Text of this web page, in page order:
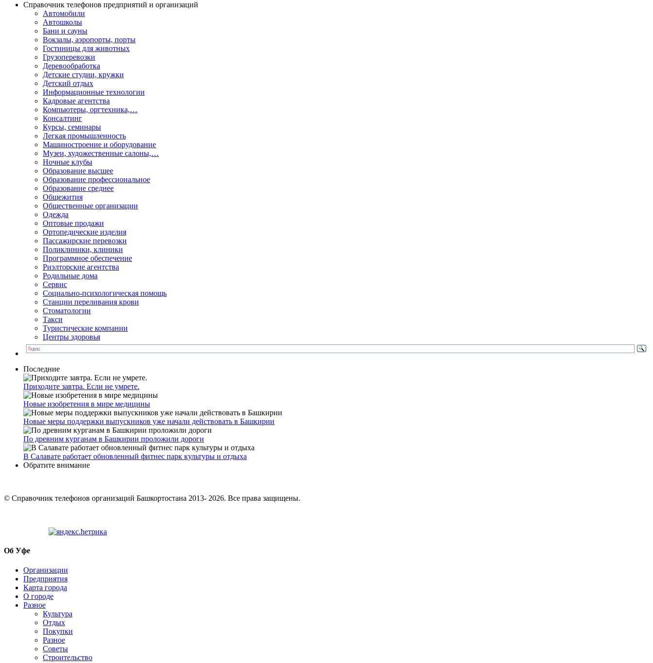
Справочник телефонов предприятий и организаций
Автомобили
Автошколы
Бани и сауны
Вокзалы, аэропорты, порты
Гостиницы для животных
Грузоперевозки
Деревообработка
Детские студии, кружки
Детский отдых
Информационные технологии
Кадровые агентства
Компьютеры, оргтехника,…
Консалтинг
Курсы, семинары
Легкая промышленность
Машиностроение и оборудование
Музеи, художественные салоны,…
Ночные клубы
Образование высшее
Образование профессиональное
Образование среднее
Общежития
Общественные организации
Одежда
Оптовые продажи
Ортопедические изделия
Пассажирские перевозки
Поликлиники, клиники
Программное обеспечение
Риэлторские агентства
Родильные дома
Сервис
Социально-психологическая помощь
Станции переливания крови
Стоматологии
Такси
Туристические компании
Центры здоровья
Последние
Приходите завтра. Если не умрете.
Новые изобретения в мире медицины
Новые меры поддержки выпускников уже начали действовать в Башкирии
По древним курганам в Башкирии проложили дороги
В Салавате работает обновленный фитнес парк культуры и отдыха
Обратите внимание
© Cправочник телефонов организаций Башкортостана 2013- 2026. Все права защищены.
Об Уфе
Организации
Предприятия
Карта города
О городе
Разное
Культура
Отдых
Покупки
Разное
Советы
Строительство